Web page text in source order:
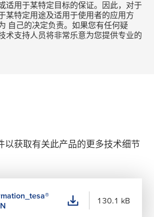
适用于某特定目标的保证。因此，对于
某特定用途及适用于使用者的应用方
自己的决定负责。如果您有任何疑
术支持人员将非常乐意为您提供专业的
以获取有关此产品的更多技术细节
tesa®
130.1 kB